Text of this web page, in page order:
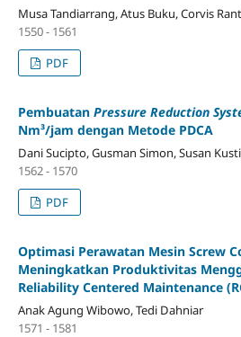
Musa Tandiarrang, Atus Buku, Corvis
1550 - 1561
PDF
Pembuatan Pressure Reduction
Nm³/jam dengan Metode PDCA
Dani Sucipto, Gusman Simon, Susan
1562 - 1570
PDF
Optimasi Perawatan Mesin Screw
Meningkatkan Produktivitas
Reliability Centered Maintenance
Anak Agung Wibowo, Tedi Dahniar
1571 - 1581